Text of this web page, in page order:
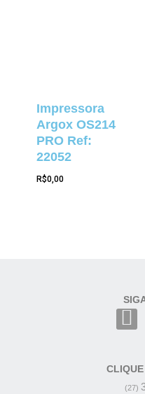
Impressora
Argox OS214
PRO Ref:
22052
R$0,00
(27)